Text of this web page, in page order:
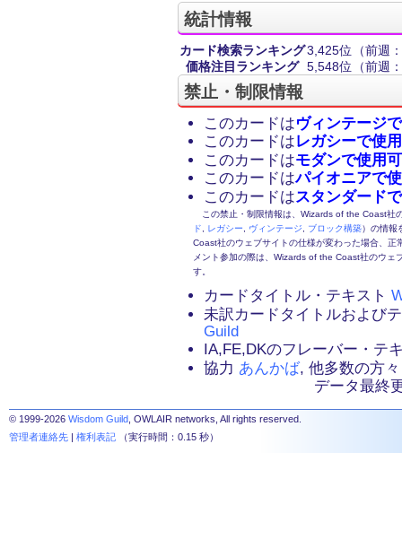
統計情報
カード検索ランキング3,425位
（前週
価格注目ランキング 5,548位 （前週
禁止・制限情報
このカードはヴィンテージ
このカードはレガシーで使
このカードはモダンで使用
このカードはパイオニアで
このカードはスタンダード
この禁止・制限情報は、Wizards of the Coast社
ド
レガシー ヴィンテージ ブロック構築）の情報
Coast社のウェブサイトの仕様が変わった場合、
メント参加の際は、Wizards of the Coast社のウェ
す。
カードタイトル・テキスト
未訳カードタイトルおよび
Guild
IA,FE,DKのフレーバー・テ
協力 あんかば, 他多数の方々
データ最終
© 1999-2026 Wisdom Guild , OWLAIR networks, All rights reserved.
管理者連絡先 | 権利表記 （実行時間：0.15 秒）